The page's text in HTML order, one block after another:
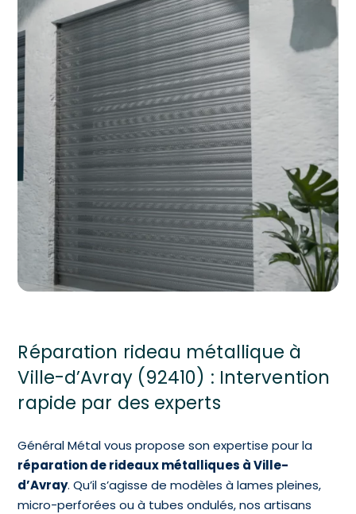
Réparation rideau métallique à
Ville-d’Avray (92410) : Intervention
rapide par des experts
Général Métal vous propose son expertise pour la
réparation de rideaux métalliques à Ville-
d’Avray. Qu’il s’agisse de modèles à lames pleines,
micro-perforées ou à tubes ondulés, nos artisans